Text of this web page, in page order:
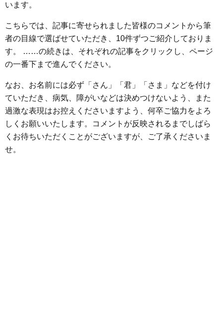
e
b
o
k
e
r
n
a
e
g
います。
こちらでは、記事に寄せられました皆様のコメントから筆
者の目線で選ばせていただき、10件ずつご紹介しておりま
す。 ……の続きは、それぞれの記事をクリックし、ページ
の一番下まで進んでください。
なお、お名前には必ず「さん」「君」「さま」などを付け
ていただき、病気、障がいなどは決めつけないよう、また
過激な表現はお控えくださいますよう、何卒ご協力をよろ
しくお願いいたします。コメントが反映されるまでしばら
くお待ちいただくことがございますが、ご了承くださいま
せ。